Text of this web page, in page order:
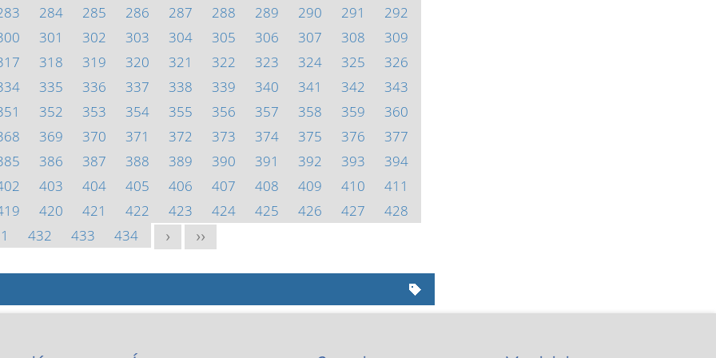
284 285 286 287 288 289 290 291
292
301 302 303 304 305 306 307 308
309
318 319 320 321 322 323 324 325
326
335 336 337 338 339 340 341 342
343
352 353 354 355 356 357 358 359
360
369 370 371 372 373 374 375 376
377
386 387 388 389 390 391 392 393
394
403 404 405 406 407 408 409 410
411
420 421 422 423 424 425 426 427
428
432 433 434 > >>